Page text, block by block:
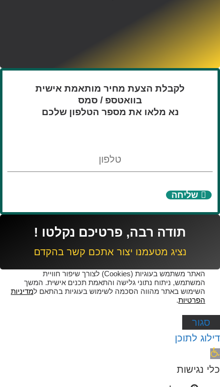
לקבלת הצעת מחיר מותאמת אישית
בוואטספ / סמס
נא מלאו את מספר הטלפון שלכם
שליחה
תודה רבה, פרטיכם נקלטו !
נציג מטעמנו יצור אתכם קשר בהקדם
האתר משתמש בעוגיות (Cookies) לצורך שיפור חוויית
המשתמש, ניתוח נתוני גלישה והתאמת תכנים אישית. המשך
השימוש באתר מהווה הסכמה לשימוש בעוגיות בהתאם למדיניות
הפרטיות.
סגור
דילוג לתוכן
פתח
סרגל
נגישות
כלי נגישות